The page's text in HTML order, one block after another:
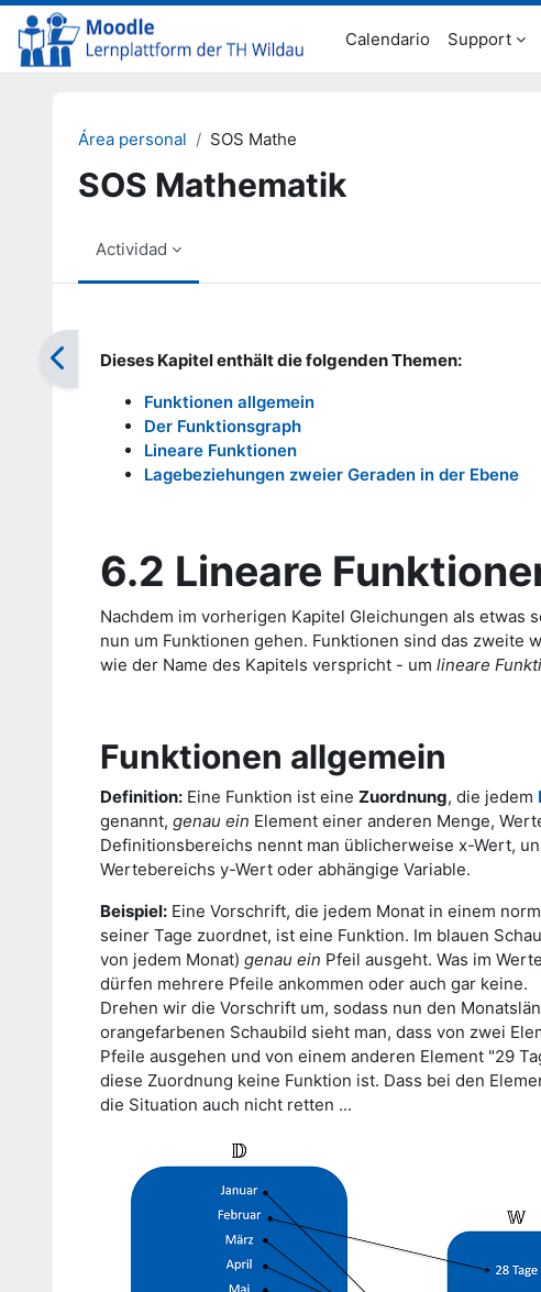
Salta al contenido principal
Calendario
Support
Área personal SOS Mathe
SOS Mathematik
Actividad
Dieses Kapitel enthält die folgenden Themen:
Funktionen allgemein
Der Funktionsgraph
Lineare Funktionen
Lagebeziehungen zweier Geraden in der Ebene
6.2 Lineare
Nachdem im vorherigen Kapitel Gleichungen als
nun um Funktionen gehen. Funktionen sind das
wie der Name des Kapitels verspricht - um lineare
Funktionen allgemein
Definition: Eine Funktion ist eine Zuordnung, die jedem
genannt, genau ein Element einer anderen Menge,
Definitionsbereichs nennt man üblicherweise x-Wert,
Wertebereichs y-Wert oder abhängige Variable.
Beispiel: Eine Vorschrift, die jedem Monat in einem
seiner Tage zuordnet, ist eine Funktion. Im blauen
von jedem Monat) genau ein Pfeil ausgeht. Was im
dürfen mehrere Pfeile ankommen oder auch gar keine.
Drehen wir die Vorschrift um, sodass nun den
orangefarbenen Schaubild sieht man, dass von zwei
Pfeile ausgehen und von einem anderen Element "29
diese Zuordnung keine Funktion ist. Dass bei den
die Situation auch nicht retten ...